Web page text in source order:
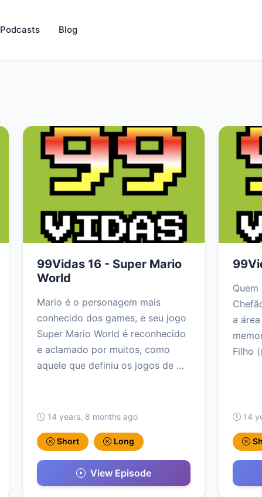
Podcasts Blog
99Vidas 16 - Super Mario
World
Mario é o personagem mais
conhecido dos games, e seu jogo
Super Mario World é reconhecido
e aclamado por muitos, como
aquele que definiu os jogos de …
14 years, 8 months ago
Short Long
View Episode
a
Filho
14